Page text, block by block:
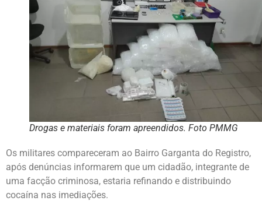
Drogas e materiais foram apreendidos. Foto PMMG
Os militares compareceram ao Bairro Garganta do Registro,
após denúncias informarem que um cidadão, integrante de
uma facção criminosa, estaria refinando e distribuindo
cocaína nas imediações.